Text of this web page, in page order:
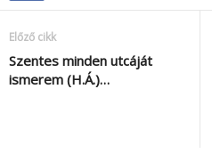
Előző cikk
Szentes minden utcáját
ismerem (H.Á.)…